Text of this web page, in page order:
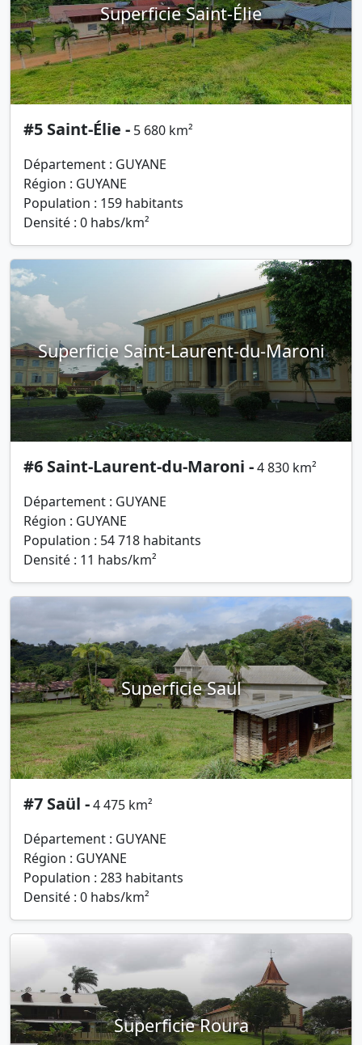
Superficie Saint-Élie
#5 Saint-Élie - 5 680 km²
Département : GUYANE
Région : GUYANE
Population : 159 habitants
Densité : 0 habs/km²
Superficie Saint-Laurent-du-Maroni
#6 Saint-Laurent-du-Maroni -4 830 km²
Département : GUYANE
Région : GUYANE
Population : 54 718 habitants
Densité : 11 habs/km²
Superficie Saül
#7 Saül -4 475 km²
Département : GUYANE
Région : GUYANE
Population : 283 habitants
Densité : 0 habs/km²
Superficie Roura